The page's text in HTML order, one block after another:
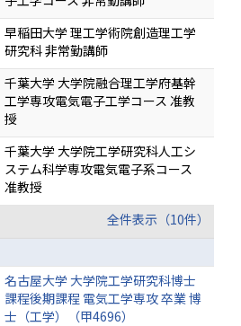
早稲田大学 理工学術院創造理工学
研究科 非常勤講師
千葉大学 大学院融合理工学府基幹
工学専攻電気電子工学コース 准教
授
千葉大学 大学院工学研究科人工シ
ステム科学専攻電気電子系コース
准教授
全件表示（10件）
名古屋大学 大学院工学研究科博士
課程後期課程 電気工学専攻 卒業 博
士（工学）（甲4696）